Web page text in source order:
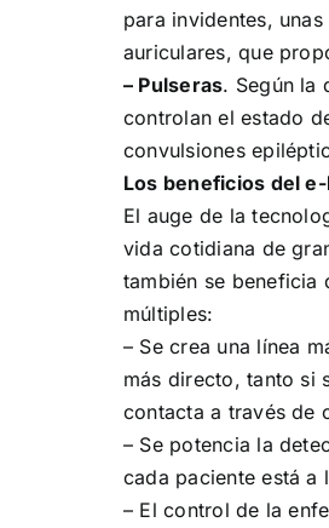
para invidentes,
auriculares, que
– Pulseras. Según la
controlan el estado
convulsiones
Los beneficios del
El auge de la
vida cotidiana de
también se beneficia
múltiples:
– Se crea una línea
más directo, tanto si
contacta a través de
– Se potencia la
cada paciente está a
– El control de la